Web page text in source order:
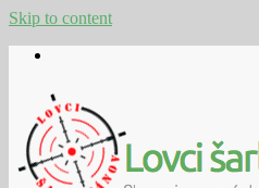
Skip to content